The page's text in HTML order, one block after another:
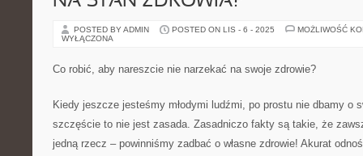
POSTED BY ADMIN POSTED ON LIS - 6 - 2025
MOŻLIWOŚĆ
WYŁĄCZONA
Co robić, aby nareszcie nie narzekać na swoje zdrowie?
Kiedy jeszcze jesteśmy młodymi ludźmi, po prostu nie dbamy o
szczęście to nie jest zasada. Zasadniczo fakty są takie, że
jedną rzecz – powinniśmy zadbać o własne zdrowie! Akurat